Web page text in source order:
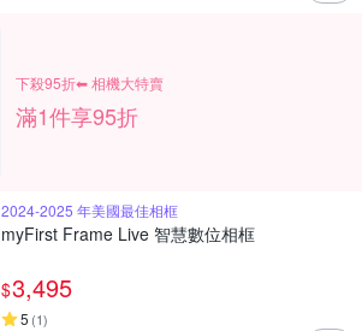
下殺95折⬅︎ 相機大特賣
滿1件享95折
2024-2025 年美國最佳相框
myFirst Frame Live 智慧數位相框
$3,495
5 (1)